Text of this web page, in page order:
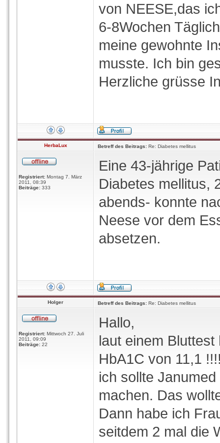
von NEESE,das
6-8Wochen
meine gewohnte
musste. Ich bin
Herzliche grüsse
HerbaLux Betreff des Beitrags: Re: Diabetes mellitus
Registriert: Montag 7. März
2011, 08:39
Beiträge: 333
Eine 43-jährige
Diabetes mellitus,
abends- konnte
Neese vor dem
absetzen.
Holger Betreff des Beitrags: Re: Diabetes mellitus
Registriert: Mittwoch 27. Juli
2011, 09:09
Beiträge: 22
Hallo,
laut einem
HbA1C von 11,1
ich sollte
machen. Das
Dann habe ich
seitdem 2 mal die